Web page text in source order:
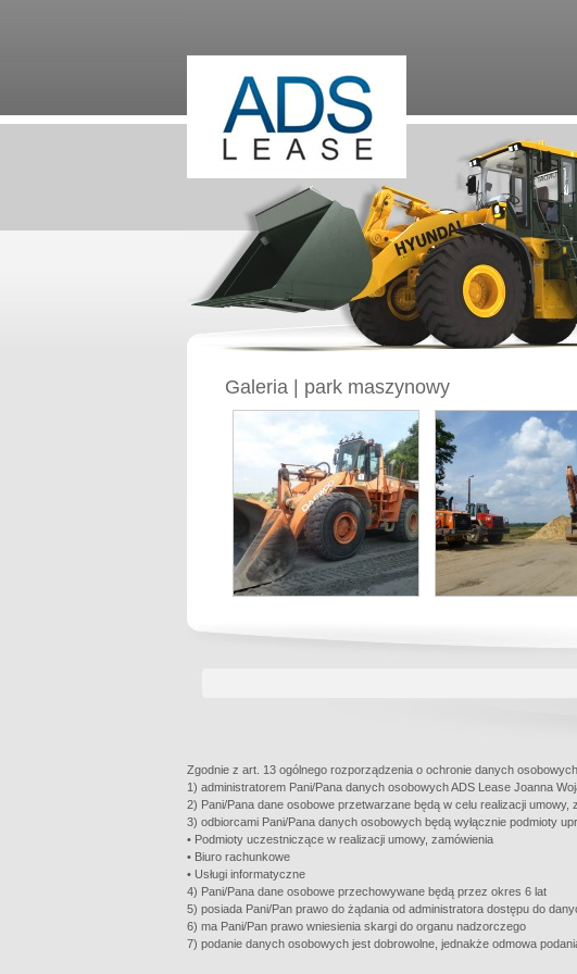
Galeria | park maszynowy
Zgodnie z art. 13 ogólnego rozporządzenia o ochronie danych
1) administratorem Pani/Pana danych osobowych ADS Lease Joanna
2) Pani/Pana dane osobowe przetwarzane będą w celu realizacji
3) odbiorcami Pani/Pana danych osobowych będą wyłącznie podmioty
• Podmioty uczestniczące w realizacji umowy, zamówienia
• Biuro rachunkowe
• Usługi informatyczne
4) Pani/Pana dane osobowe przechowywane będą przez okres 6 lat
5) posiada Pani/Pan prawo do żądania od administratora dostępu do
6) ma Pani/Pan prawo wniesienia skargi do organu nadzorczego
7) podanie danych osobowych jest dobrowolne, jednakże odmowa